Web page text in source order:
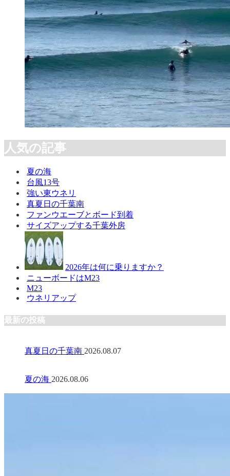
人気の記事
夏の海
台風13号
強い東ウネリ
真夏日の千葉南
ファンウエーブとボード到着
サイズアップする千葉外房
2026年は何に乗りますか？
ニューボードはM23
M23
ウネリアップ
最新の投稿
真夏日の千葉南 2026.08.07
夏の海 2026.08.06